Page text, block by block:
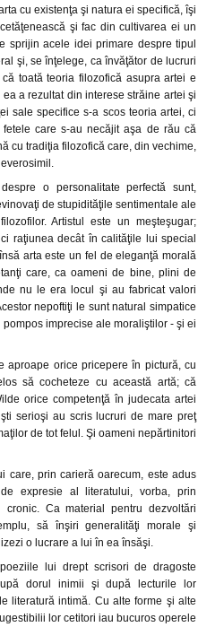
cu existenţa şi natura ei specifică, îşi
şi fac din cultivarea ei un
sprijin acele idei primare despre tipul
şi, se înţelege, ca învăţător de lucruri
toată teoria filozofică asupra artei e
a rezultat din interese străine artei şi
sale specifice s-a scos teoria artei, ci
care s-au necăjit aşa de rău că
cu tradiţia filozofică care, din vechime,
o personalitate perfectă sunt,
de stupidităţile sentimentale ale
Artistul este un meşteşugar;
raţiunea decât în calităţile lui special
arta este un fel de eleganţă morală
care, ca oameni de bine, plini de
nu le era locul şi au fabricat valori
nepoftiţi le sunt natural simpatice
imprecise ale moraliştilor - şi ei
aproape orice pricepere în pictură, cu
să cocheteze cu această artă; că
orice competenţă în judecata artei
serioşi au scris lucruri de mare preţ
de tot felul. Şi oameni nepărtinitori
care, prin carieră oarecum, este adus
expresie al literatului, vorba, prin
Ca material pentru dezvoltări
să înşiri generalităţi morale şi
o lucrare a lui în ea însăşi.
lui drept scrisori de dragoste
dorul inimii şi după lecturile lor
literatură intimă. Cu alte forme şi alte
lor cetitori iau bucuros operele